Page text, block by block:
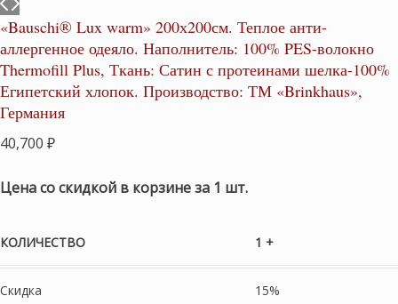
«Bauschi® Lux warm» 200х200см. Теплое анти-
аллергенное одеяло. Наполнитель: 100% PES-волокно
Thermofill Plus, Ткань: Сатин с протеинами шелка-100%
Египетский хлопок. Производство: ТМ «Brinkhaus»,
Германия
40,700 ₽
Цена со скидкой в корзине за 1 шт.
КОЛИЧЕСТВО 1 +
Скидка 15%